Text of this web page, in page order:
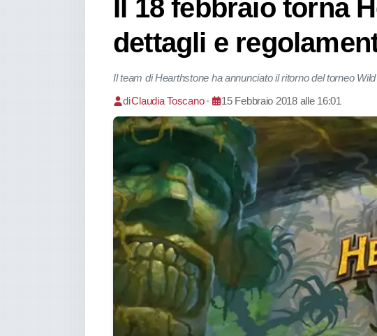
Il 18 febbraio torna
dettagli e
Il team di Hearthstone ha annunciato il ritorno del torneo
diClaudia Toscano • 15 Febbraio 2018 alle 16:01